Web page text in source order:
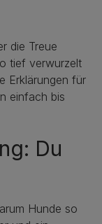
die Treue
tief verwurzelt
Erklärungen für
einfach bis
Du
Hunde so